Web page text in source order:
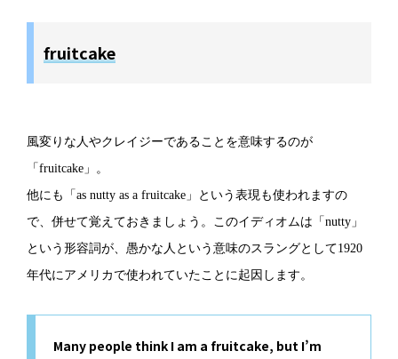
fruitcake
風変りな人やクレイジーであることを意味するのが
「fruitcake」。
他にも「as nutty as a fruitcake」という表現も使われますの
で、併せて覚えておきましょう。このイディオムは「nutty」
という形容詞が、愚かな人という意味のスラングとして1920
年代にアメリカで使われていたことに起因します。
Many people think I am a fruitcake, but I’m